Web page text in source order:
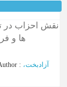
نقش احزاب در
ها و
: آزادبخت،